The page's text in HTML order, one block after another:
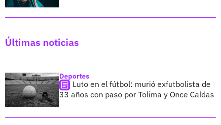
Últimas noticias
Deportes
Luto en el fútbol: murió exfutbolista de
33 años con paso por Tolima y Once Caldas